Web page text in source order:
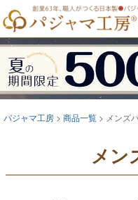
パジャマ工房 商品一覧 メンズ
メン